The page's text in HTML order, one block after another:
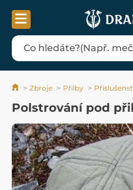
Zbroje Přilby
Polstrování pod